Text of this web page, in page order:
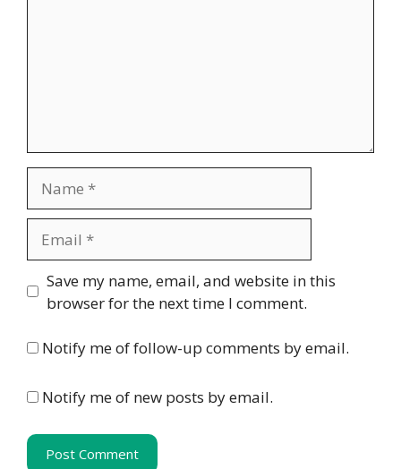
Website
Save my name, email, and website in this
browser for the next time I comment.
Notify me of follow-up comments by email.
Notify me of new posts by email.